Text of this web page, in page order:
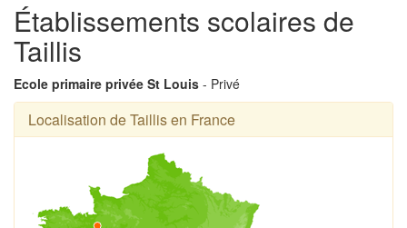
Établissements scolaires de
Taillis
Ecole primaire privée St Louis - Privé
Localisation de Taillis en France